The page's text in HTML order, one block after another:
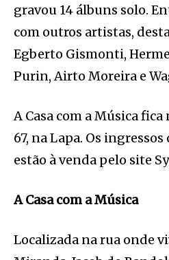
gravou 14 álbuns solo.
com outros artistas,
Egberto Gismonti,
Purin, Airto Moreira e
A Casa com a Música
67, na Lapa. Os
estão à venda pelo site
A Casa com a Música
Localizada na rua onde